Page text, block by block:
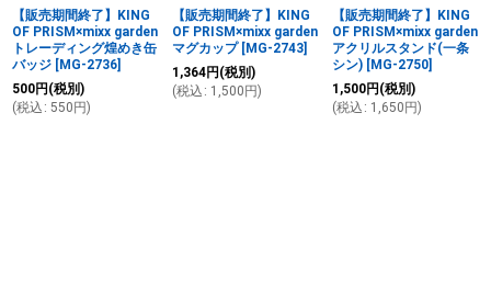
【販売期間終了】KING
OF PRISM×mixx garden
トレーディング煌めき缶
バッジ [MG-2736]
500円 (税別)
(税込 : 550 円)
【販売期間終了】KING
OF PRISM×mixx garden
マグカップ [MG-2743]
1,364円 (税別)
(税込 : 1,500 円)
【販売期間終了】KING
OF PRISM×mixx garden
アクリルスタンド(一条
シン) [MG-2750]
1,500円 (税別)
(税込 : 1,650 円)